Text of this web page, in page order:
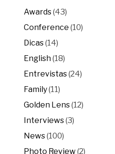
Awards(43)
Conference (10)
Dicas(14)
English(18)
Entrevistas(24)
Family(11)
Golden Lens(12)
Interviews(3)
News(100)
Photo Review(2)